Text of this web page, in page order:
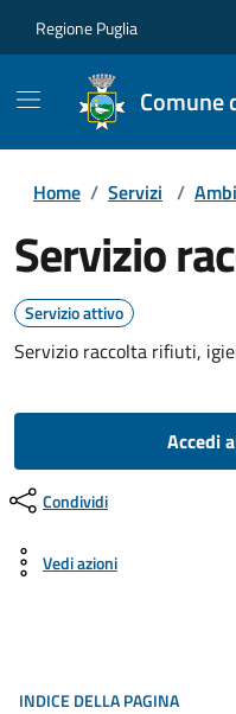
Regione Puglia
Comune
Home / Servizi /
Servizio
Servizio attivo
Servizio raccolta rifiuti,
Accedi
Condividi
Vedi azioni
INDICE DELLA PAGINA